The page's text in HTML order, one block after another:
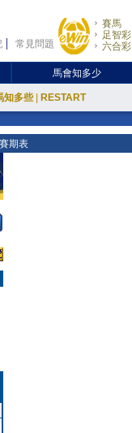
常見問題
賽馬
足智彩
六合彩
馬會知多少
知多些 RESTART
賽期表